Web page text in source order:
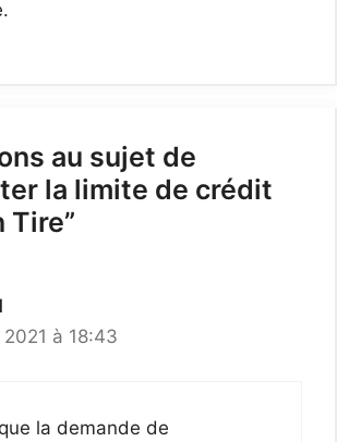
au sujet de
la limite de crédit
Tire”
à 18:43
la demande de